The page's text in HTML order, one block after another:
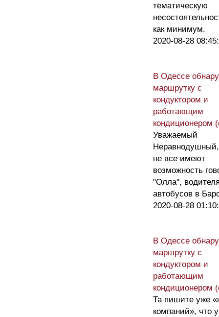
тематическую
как минимум.
2020-08-28
В Одессе
маршрутку с
кондуктором и
работающим
кондиционером
Уважаемый
Неравнодушный,
не все имеют
возможность
"Олла",
автобусов в
2020-08-28
В Одессе
маршрутку с
кондуктором и
работающим
кондиционером
Та пишите уже
компаний», что